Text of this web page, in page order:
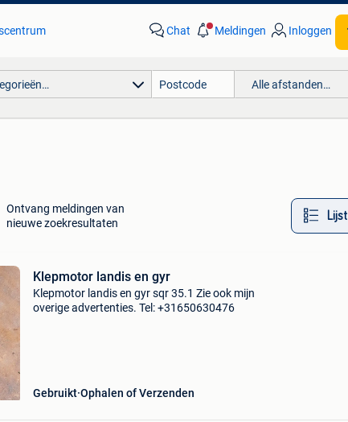
Chat Meldingen Inloggen
Alle afstanden…
Ontvang meldingen van
nieuwe zoekresultaten
Lijst
Klepmotor landis en gyr
Klepmotor landis en gyr sqr 35.1 Zie ook mijn
overige advertenties. Tel: +31650630476
Gebruikt Ophalen of Verzenden